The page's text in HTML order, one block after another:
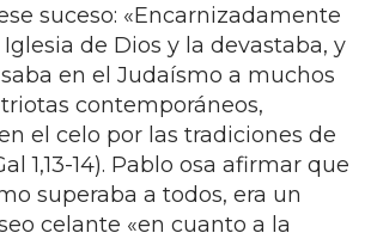
suceso: «Encarnizadamente
de Dios y la devastaba, y
en el Judaísmo a muchos
contemporáneos,
el celo por las tradiciones de
1,13-14). Pablo osa afirmar que
superaba a todos, era un
celante «en cuanto a la